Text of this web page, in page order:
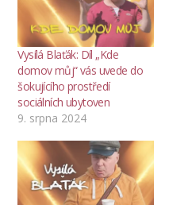
Vysílá Blaťák: Díl „Kde
domov můj“ vás uvede do
šokujícího prostředí
sociálních ubytoven
9. srpna 2024